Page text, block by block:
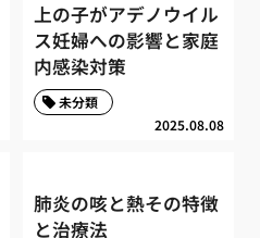
上の子がアデノウイル
ス妊婦への影響と家庭
内感染対策
2025.08.08
未分類
肺炎の咳と熱その特徴
と治療法